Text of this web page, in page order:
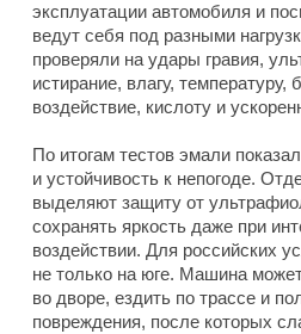
эксплуатации автомобиля и
ведут себя под разными
проверяли на удары гравия,
истирание, влагу, температуру,
воздействие, кислоту и
По итогам тестов эмали
и устойчивость к непогоде.
выделяют защиту от
сохранять яркость даже при
воздействии. Для российских
не только на юге. Машина
во дворе, ездить по трассе и
повреждения, после которых